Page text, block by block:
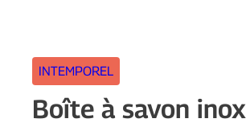
INTEMPOREL
Boîte à savon inox